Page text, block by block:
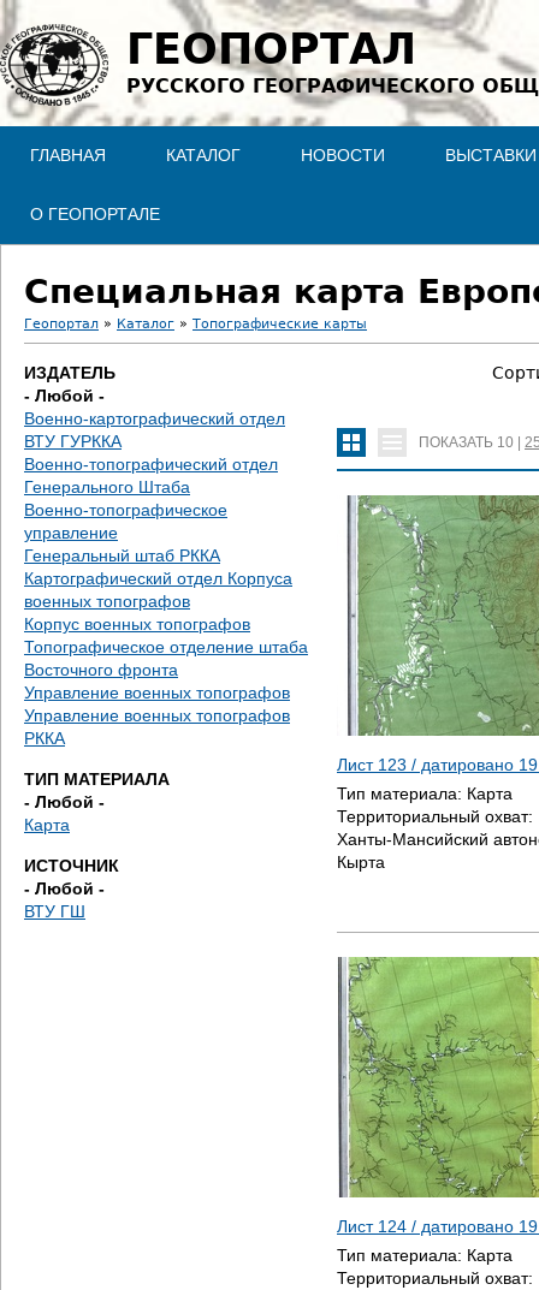
Jump to navigation
ГЕОПОРТАЛ
РУССКОГО ГЕОГРАФИЧЕСКОГО
ГЛАВНАЯ КАТАЛОГ НОВОСТИ ВЫСТАВКИ
О ГЕОПОРТАЛЕ
Специальная карта
В
ы
з
д
е
с
ь
Геопортал » Каталог » Топографические карты
ИЗДАТЕЛЬ
- Любой -
Военно-картографический отдел
ВТУ ГУРККА
Военно-топографический отдел
Генерального Штаба
Военно-топографическое
управление
Генеральный штаб РККА
Картографический отдел Корпуса
военных топографов
Корпус военных топографов
Топографическое отделение штаба
Восточного фронта
Управление военных топографов
Управление военных топографов
РККА
ТИП МАТЕРИАЛА
- Любой -
Карта
ИСТОЧНИК
- Любой -
ВТУ ГШ
ПОКАЗАТЬ 10
Лист 123 / датировано
Тип материала: Карта
Территориальный охват:
Ханты-Мансийский
Кырта
Лист 124 / датировано
Тип материала: Карта
Территориальный охват: